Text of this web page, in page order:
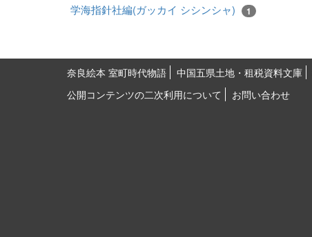
学海指針社編(ガッカイ シシンシャ) 1
奈良絵本 室町時代物語 中国五県土地・租税資料文庫
公開コンテンツの二次利用について
お問い合わせ